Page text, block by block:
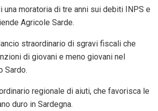
una moratoria di tre anni sui debiti INPS e
Agricole Sarde.
straordinario di sgravi fiscali che
di giovani e meno giovani nel
Sardo.
regionale di aiuti, che favorisca le
duro in Sardegna.